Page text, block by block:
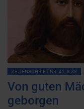
ZEITENSCHRIFT NR. 41, S.38
Von guten
geborgen